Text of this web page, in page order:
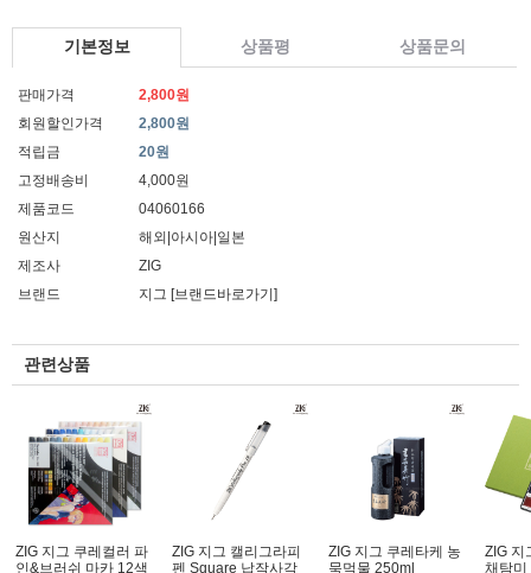
기본정보 상품평 상품문의
판매가격
2,800원
회원할인가격
2,800원
적립금
20원
고정배송비
4,000원
제품코드
04060166
원산지
해외|아시아|일본
제조사
ZIG
브랜드
지그 [브랜드바로가기]
관련상품
ZIG 지그 쿠레컬러 파
인&브러쉬 마카 12색
ZIG 지그 캘리그라피
펜 Square 납작사각
ZIG 지그 쿠레타케 농
묵먹물 250ml
ZIG 지
채탐미